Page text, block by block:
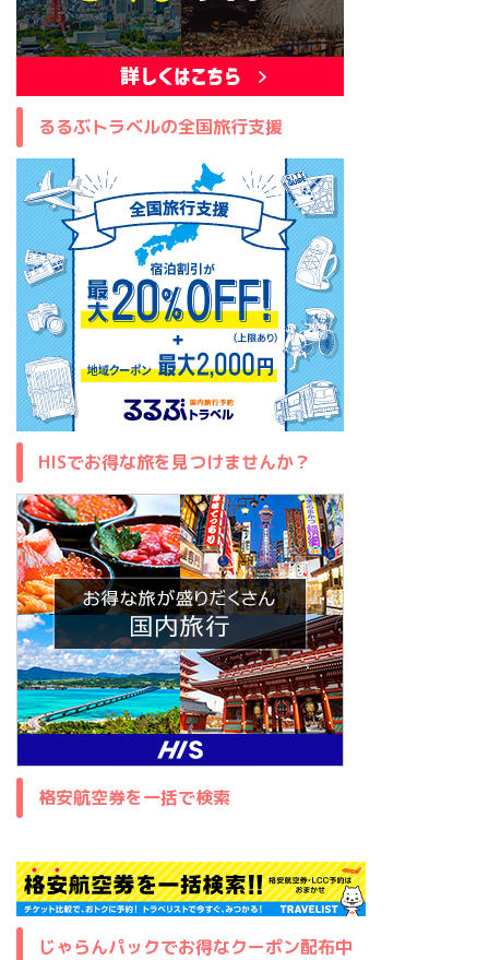
るるぶトラベルの全国旅行支援
HISでお得な旅を見つけませんか？
格安航空券を一括で検索
じゃらんパックでお得なクーポン配布中